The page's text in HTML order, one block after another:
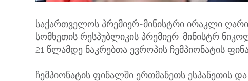
საქართველოს პრემიერ-მინისტრი ირაკლი
სომხეთის რესპუბლიკის პრემიერ-მინისტრ
21 წლამდე ნაკრებთა ევროპის ჩემპიონატის
ჩემპიონატის ფინალში ერთმანეთს ესპანეთის